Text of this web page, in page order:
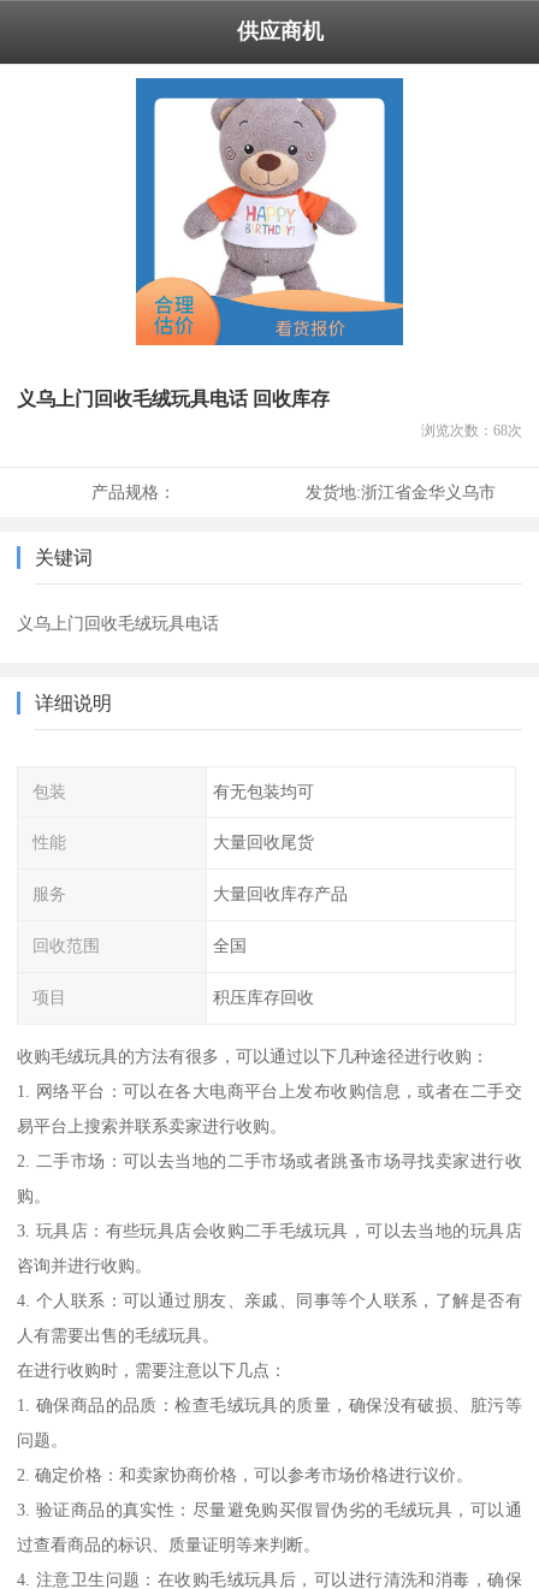
供应商机
义乌上门回收毛绒玩具电话 回收库存
浏览次数： 68次
产品规格： 发货地:浙江省金华义乌市
关键词
义乌上门回收毛绒玩具电话
详细说明
包装 有无包装均可
性能 大量回收尾货
服务 大量回收库存产品
回收范围 全国
项目 积压库存回收
收购毛绒玩具的方法有很多，可以通过以下几种途径进行收购：
1. 网络平台：可以在各大电商平台上发布收购信息，或者在二手交
易平台上搜索并联系卖家进行收购。
2. 二手市场：可以去当地的二手市场或者跳蚤市场寻找卖家进行收
购。
3. 玩具店：有些玩具店会收购二手毛绒玩具，可以去当地的玩具店
咨询并进行收购。
4. 个人联系：可以通过朋友、亲戚、同事等个人联系，了解是否有
人有需要出售的毛绒玩具。
在进行收购时，需要注意以下几点：
1. 确保商品的品质：检查毛绒玩具的质量，确保没有破损、脏污等
问题。
2. 确定价格：和卖家协商价格，可以参考市场价格进行议价。
3. 验证商品的真实性：尽量避免购买假冒伪劣的毛绒玩具，可以通
过查看商品的标识、质量证明等来判断。
4. 注意卫生问题：在收购毛绒玩具后，可以进行清洗和消毒，确保